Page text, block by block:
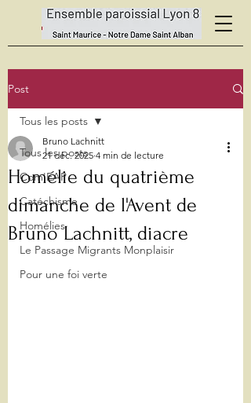
Post
Tous les posts
Com'EAP
Catéchisme
Homélies
Le Passage Migrants Monplaisir
Pour une foi verte
Tous les posts
Homélie du quatrième
dimanche de l'Avent de
Bruno Lachnitt, diacre
Bruno Lachnitt
21 déc. 2025 4 min de lecture